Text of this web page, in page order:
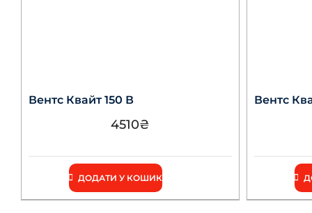
Вентс Квайт 150 В
4510₴
ДОДАТИ У КОШИК
Вентс